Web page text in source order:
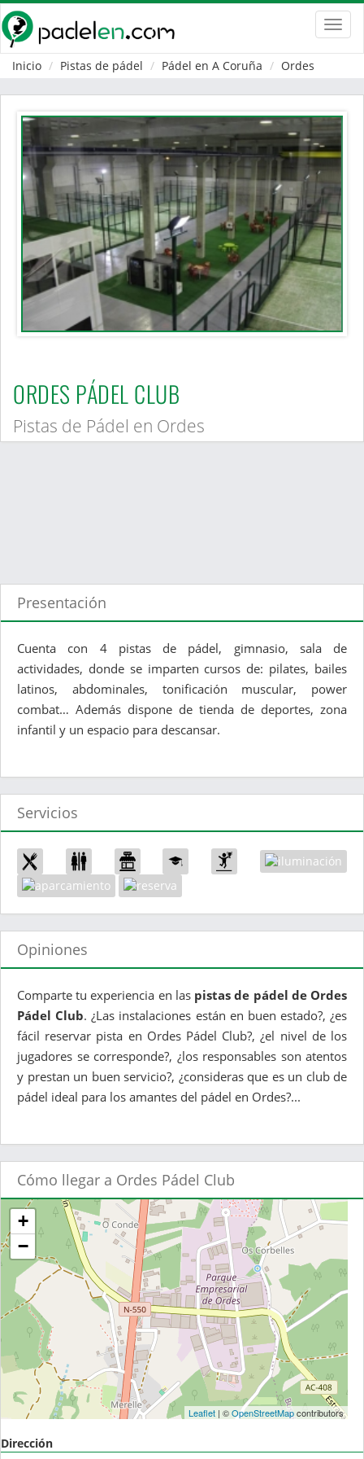
Inicio
Pistas de pádel Pádel en A Coruña Ordes
ORDES PÁDEL CLUB
Pistas de Pádel en Ordes
Presentación
Cuenta con 4 pistas de pádel, gimnasio, sala de
actividades, donde se imparten cursos de: pilates, bailes
latinos, abdominales, tonificación muscular, power
combat… Además dispone de tienda de deportes, zona
infantil y un espacio para descansar.
Servicios
Opiniones
Comparte tu experiencia en las pistas de pádel de Ordes
Pádel Club. ¿Las instalaciones están en buen estado?, ¿es
fácil reservar pista en Ordes Pádel Club?, ¿el nivel de los
jugadores se corresponde?, ¿los responsables son atentos
y prestan un buen servicio?, ¿consideras que es un club de
pádel ideal para los amantes del pádel en Ordes?...
Cómo llegar a Ordes Pádel Club
+
−
Leaflet| ©OpenStreetMapcontributors
Dirección